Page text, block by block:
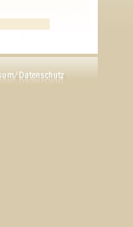
Werner